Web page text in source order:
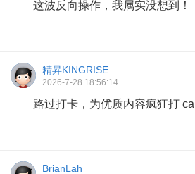
这波反向操作，我属实没想到！
精昇KINGRISE
2026-7-28 18:56:14
路过打卡，为优质内容疯狂打 call
BrianLah